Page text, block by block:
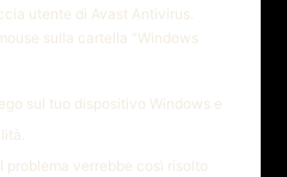
utente di Avast Antivirus.
sulla cartella “Windows
sul tuo dispositivo Windows e
problema verrebbe così risolto